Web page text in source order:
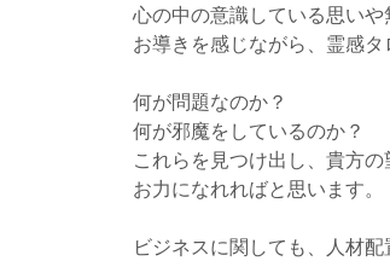
心の中の意識している思いや
お導きを感じながら、霊感タ
何が問題なのか？
何が邪魔をしているのか？
これらを見つけ出し、貴方
お力になれればと思います。
ビジネスに関しても、人材配